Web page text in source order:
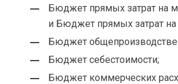
Бюджет прямых затрат на
и Бюджет прямых затрат на
Бюджет
Бюджет себестоимости;
Бюджет коммерческих